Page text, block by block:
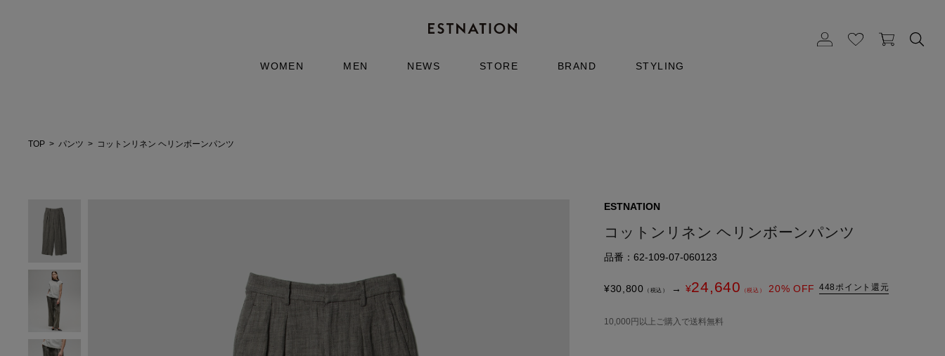
WOMEN MEN NEWS STORE BRAND STYLING
TOP パンツ コットンリネン ヘリンボーンパンツ
ESTNATION
コットンリネン ヘリンボーンパンツ
品番：62-109-07-060123
¥30,800 （税込） → ¥24,640 （税込） 20% OFF 448ポイント還元
10,000円以上ご購入で送料無料